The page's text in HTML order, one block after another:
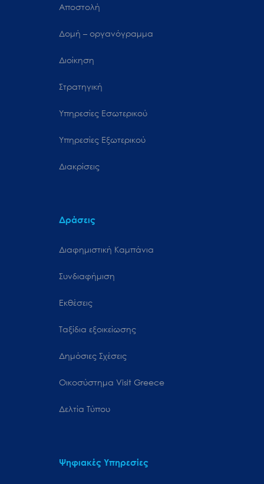
Αποστολή
Δομή – οργανόγραμμα
Διοίκηση
Στρατηγική
Υπηρεσίες Εσωτερικού
Υπηρεσίες Εξωτερικού
Διακρίσεις
Δράσεις
Διαφημιστική Καμπάνια
Συνδιαφήμιση
Εκθέσεις
Ταξίδια εξοικείωσης
Δημόσιες Σχέσεις
Oικοσύστημα Visit Greece
Δελτία Τύπου
Ψηφιακές Υπηρεσίες